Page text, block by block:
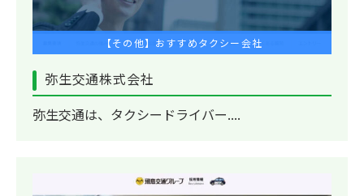
【その他】おすすめタクシー会社
弥生交通株式会社
弥生交通は、タクシードライバー....